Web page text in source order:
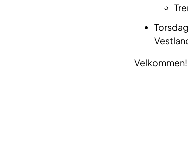
Velkommen!